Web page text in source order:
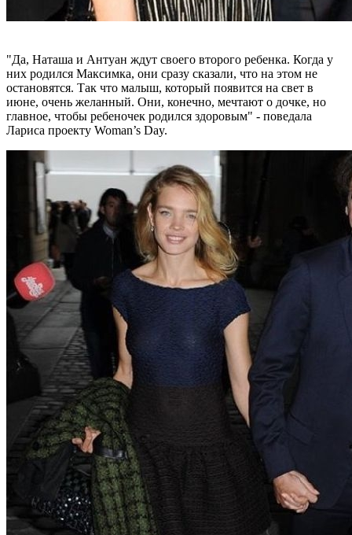
"Да, Наташа и Антуан ждут своего второго ребенка. Когда у
них родился Максимка, они сразу сказали, что на этом не
остановятся. Так что малыш, который появится на свет в
июне, очень желанный. Они, конечно, мечтают о дочке, но
главное, чтобы ребеночек родился здоровым" - поведала
Лариса проекту Woman’s Day.